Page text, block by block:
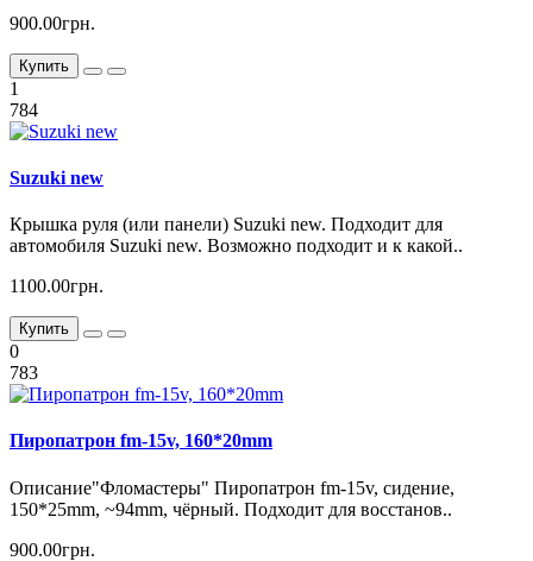
900.00грн.
Купить
1
784
Suzuki new
Крышка руля (или панели) Suzuki new. Подходит для
автомобиля Suzuki new. Возможно подходит и к какой..
1100.00грн.
Купить
0
783
Пиропатрон fm-15v, 160*20mm
Описание"Фломастеры" Пиропатрон fm-15v, сидение,
150*25mm, ~94mm, чёрный. Подходит для восстанов..
900.00грн.